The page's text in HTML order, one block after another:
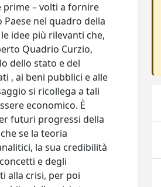
– volti a fornire
Paese nel quadro della
idee più rilevanti che,
Quadrio Curzio,
dello stato e del
, ai beni pubblici e alle
si ricollega a tali
economico. È
futuri progressi della
se la teoria
la sua credibilità
e degli
alla crisi, per poi